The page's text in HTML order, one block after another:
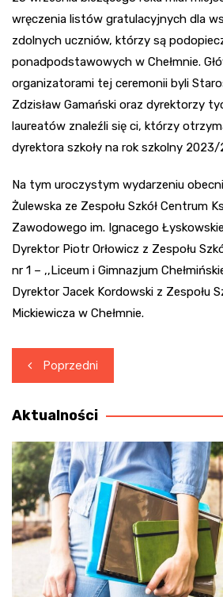
wręczenia listów gratulacyjnych dla
zdolnych uczniów, którzy są
ponadpodstawowych w Chełmnie.
organizatorami tej ceremonii byli
Zdzisław Gamański oraz dyrektorzy
laureatów znaleźli się ci, którzy
dyrektora szkoły na rok szkolny 2023/
Na tym uroczystym wydarzeniu
Żulewska ze Zespołu Szkół Centrum
Zawodowego im. Ignacego
Dyrektor Piotr Orłowicz z Zespołu
nr 1 – ,,Liceum i Gimnazjum
Dyrektor Jacek Kordowski z Zespołu
Mickiewicza w Chełmnie.
Nawigacja
wpisu
Poprzedni
Aktualności